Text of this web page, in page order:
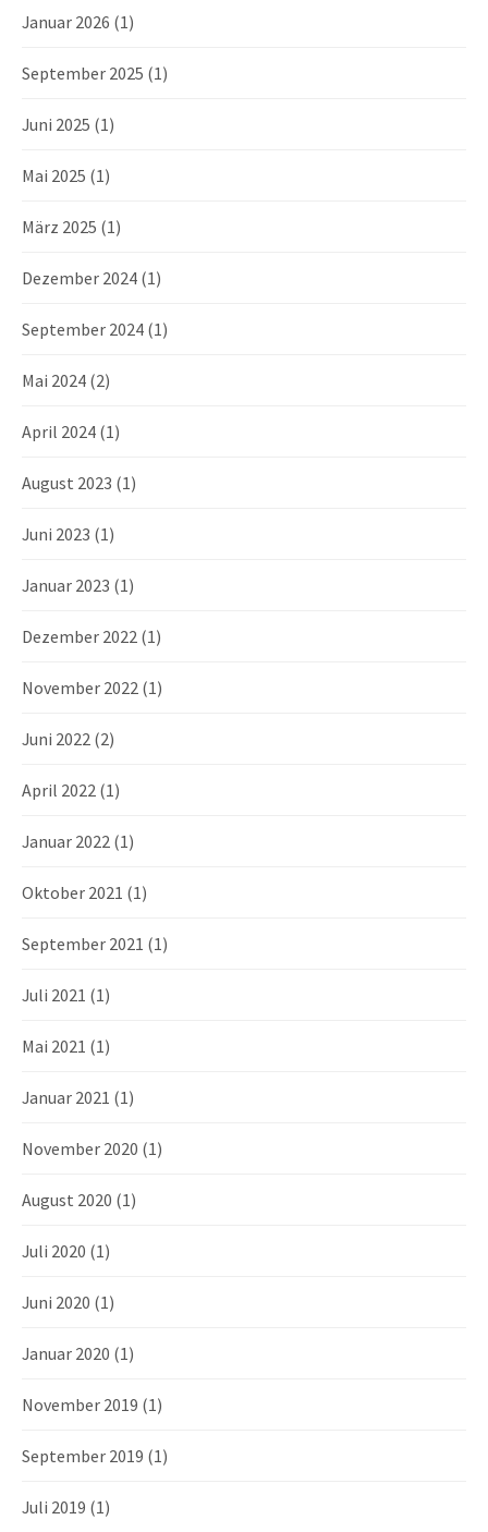
Januar 2026 (1)
September 2025 (1)
Juni 2025 (1)
Mai 2025 (1)
März 2025 (1)
Dezember 2024 (1)
September 2024 (1)
Mai 2024 (2)
April 2024 (1)
August 2023 (1)
Juni 2023 (1)
Januar 2023 (1)
Dezember 2022 (1)
November 2022 (1)
Juni 2022 (2)
April 2022 (1)
Januar 2022 (1)
Oktober 2021 (1)
September 2021 (1)
Juli 2021 (1)
Mai 2021 (1)
Januar 2021 (1)
November 2020 (1)
August 2020 (1)
Juli 2020 (1)
Juni 2020 (1)
Januar 2020 (1)
November 2019 (1)
September 2019 (1)
Juli 2019 (1)